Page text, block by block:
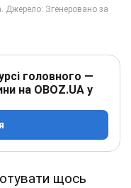
головного —
на OBOZ.UA у
щось